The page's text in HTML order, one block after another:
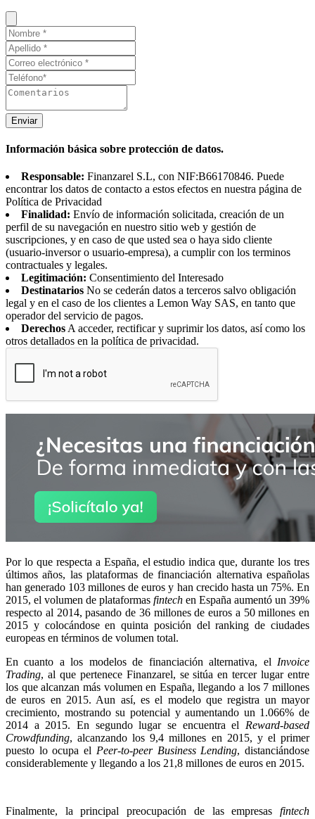
Enviar
Información básica sobre protección de datos.
Responsable: Finanzarel S.L, con NIF:B66170846. Puede
encontrar los datos de contacto a estos efectos en nuestra página de
Política de Privacidad
Finalidad: Envío de información solicitada, creación de un
perfil de su navegación en nuestro sitio web y gestión de
suscripciones, y en caso de que usted sea o haya sido cliente
(usuario-inversor o usuario-empresa), a cumplir con los terminos
contractuales y legales.
Legitimación: Consentimiento del Interesado
Destinatarios No se cederán datos a terceros salvo obligación
legal y en el caso de los clientes a Lemon Way SAS, en tanto que
operador del servicio de pagos.
DerechosA acceder, rectificar y suprimir los datos, así como los
otros detallados en la política de privacidad.
Por lo que respecta a España, el estudio indica que, durante los tres
últimos años, las plataformas de financiación alternativa españolas
han generado 103 millones de euros y han crecido hasta un 75%. En
2015, el volumen de plataformas fintech en España aumentó un 39%
respecto al 2014, pasando de 36 millones de euros a 50 millones en
2015 y colocándose en quinta posición del ranking de ciudades
europeas en términos de volumen total.
En cuanto a los modelos de financiación alternativa, el Invoice
Trading, al que pertenece Finanzarel, se sitúa en tercer lugar entre
los que alcanzan más volumen en España, llegando a los 7 millones
de euros en 2015. Aun así, es el modelo que registra un mayor
crecimiento, mostrando su potencial y aumentando un 1.066% de
2014 a 2015. En segundo lugar se encuentra el Reward-based
Crowdfunding, alcanzando los 9,4 millones en 2015, y el primer
puesto lo ocupa el Peer-to-peer Business Lending, distanciándose
considerablemente y llegando a los 21,8 millones de euros en 2015.
Finalmente, la principal preocupación de las empresas fintech